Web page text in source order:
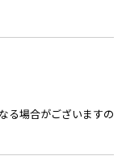
る場合がございますの